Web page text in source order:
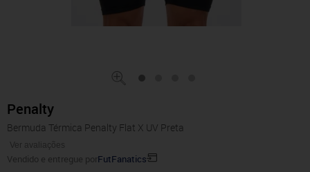
Penalty
Bermuda Térmica Penalty Flat X UV Preta
Ver avaliações
Vendido e entregue porFutFanatics